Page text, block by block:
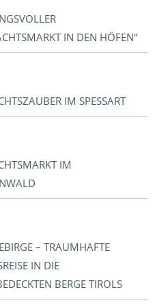
IN DEN HÖFEN“
IM SPESSART
IM
– TRAUMHAFTE
IN DIE
BERGE TIROLS